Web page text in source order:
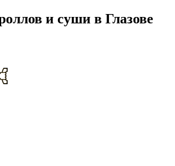
и суши в Глазове